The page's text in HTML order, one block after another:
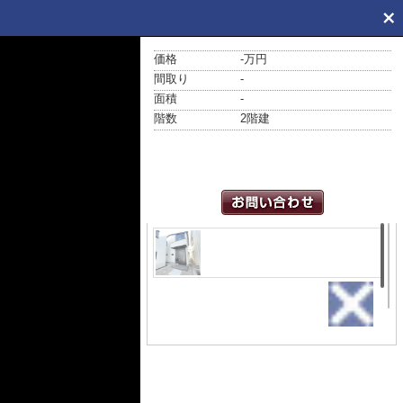
価格
-万円
間取り
-
面積
-
階数
2階建
仲介手数料キャンペーン対象物
件です！詳細は弊社ホームペー
ジもしくはスタッフまでお気軽にお問
合せ下さいませ♪ 当日や平日のご案内